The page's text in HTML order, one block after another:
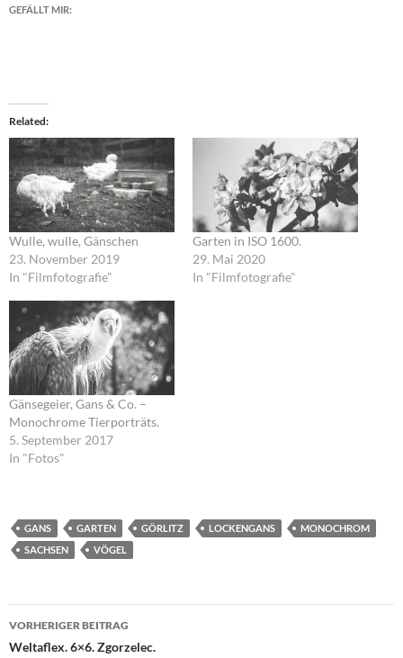
GEFÄLLT MIR:
Related
Wulle, wulle, Gänschen
23. November 2019
In "Filmfotografie"
Garten in ISO 1600.
29. Mai 2020
In "Filmfotografie"
Gänsegeier, Gans & Co. –
Monochrome Tierporträts.
5. September 2017
In "Fotos"
GANS GARTEN GÖRLITZ LOCKENGANS
MONOCHROM
SACHSEN
VÖGEL
Beitragsnavigation
VORHERIGER BEITRAG
Weltaflex. 6×6. Zgorzelec.